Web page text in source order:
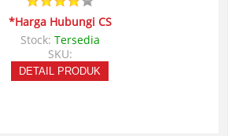
*Harga Hubungi CS
Stock: Tersedia
SKU:
DETAIL PRODUK